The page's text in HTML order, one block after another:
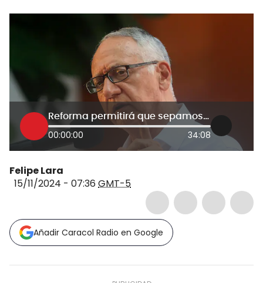
Reforma permitirá que sepamos en qué gastan plata de la salud: Guillermo Alfonso Jaramillo
00:00:00 34:08
Felipe Lara
15/11/2024 - 07:36 GMT-5
Añadir Caracol Radio en Google